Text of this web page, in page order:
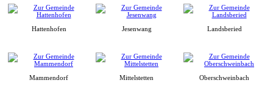
Hattenhofen Jesenwang Landsberied
Mammendorf Mittelstetten Oberschweinbach